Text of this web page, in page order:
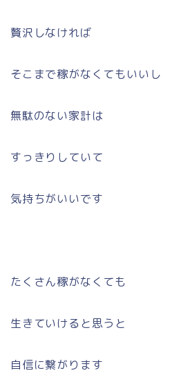
贅沢しなければ
そこまで稼がなくてもいいし
無駄のない家計は
すっきりしていて
気持ちがいいです
たくさん稼がなくても
生きていけると思うと
自信に繋がります